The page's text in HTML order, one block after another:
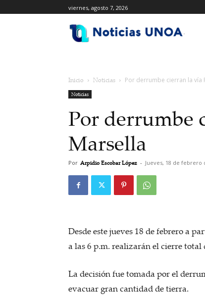
viernes, agosto 7, 2026
Inicio Noticias Por derrumbe cierran la vía
Noticias
Por derrumbe
Marsella
Por Arpidio Escobar López - Jueves, 18 de febrero
Desde este jueves 18 de febrero a
a las 6 p.m. realizarán el cierre total
La decisión fue tomada por el
evacuar gran cantidad de tierra.